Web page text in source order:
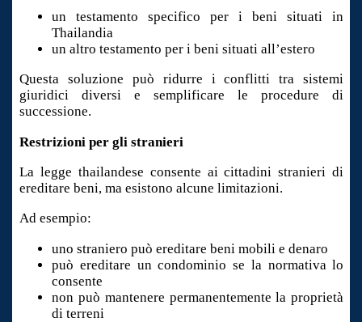
un testamento specifico per i beni situati in
Thailandia
un altro testamento per i beni situati all’estero
Questa soluzione può ridurre i conflitti tra sistemi
giuridici diversi e semplificare le procedure di
successione.
Restrizioni per gli stranieri
La legge thailandese consente ai cittadini stranieri di
ereditare beni, ma esistono alcune limitazioni.
Ad esempio:
uno straniero può ereditare beni mobili e denaro
può ereditare un condominio se la normativa lo
consente
non può mantenere permanentemente la proprietà
di terreni